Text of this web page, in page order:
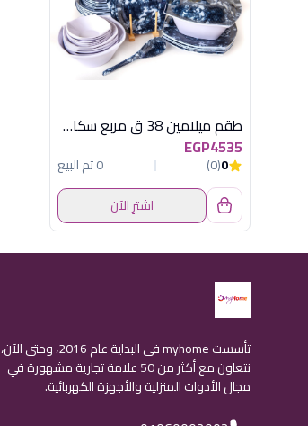
طقم ميلامين 38 ق مربع سكاى ازرق
EGP4535
0
(0)
0 تم البيع
اشترِ الآن
تأسست myhome في البداية عام 2016، وحتى الآن،
نتعاون مع أكثر من 50 علامة تجارية مشهورة في
مجال الأدوات المنزلية والأجهزة الكهربائية.